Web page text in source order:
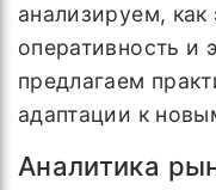
анализируем,
оперативность и
предлагаем
адаптации к
Аналитика